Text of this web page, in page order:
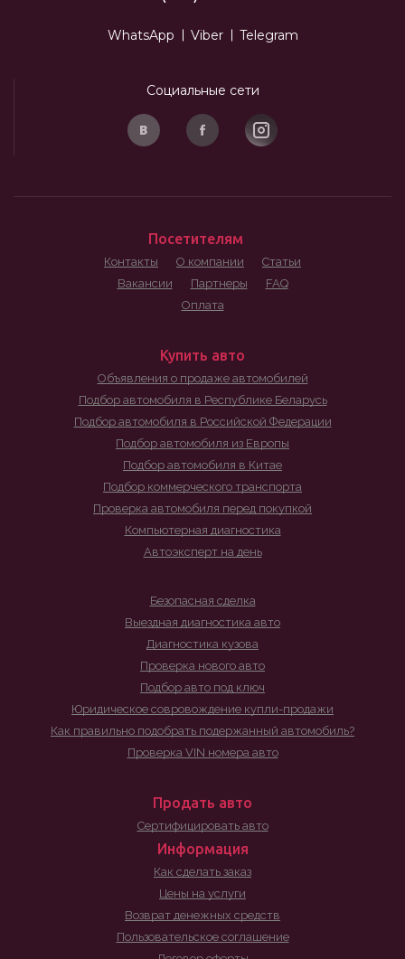
WhatsApp Viber Telegram
Социальные сети
Посетителям
Контакты О компании
Статьи
Вакансии
Партнеры
FAQ
Оплата
Купить авто
Объявления о продаже автомобилей
Подбор автомобиля в Республике Беларусь
Подбор автомобиля в Российской Федерации
Подбор автомобиля из Европы
Подбор автомобиля в Китае
Подбор коммерческого транспорта
Проверка автомобиля перед покупкой
Компьютерная диагностика
Автоэксперт на день
Безопасная сделка
Выездная диагностика авто
Диагностика кузова
Проверка нового авто
Подбор авто под ключ
Юридическое совровождение купли-продажи
Как правильно подобрать подержанный автомобиль?
Проверка VIN номера авто
Продать авто
Сертифицировать авто
Информация
Как сделать заказ
Цены на услуги
Возврат денежных средств
Пользовательское соглашение